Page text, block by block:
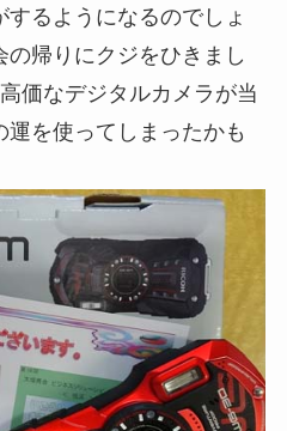
るようになるのでしょ
の帰りにクジをひきまし
価なデジタルカメラが当
を使ってしまったかも